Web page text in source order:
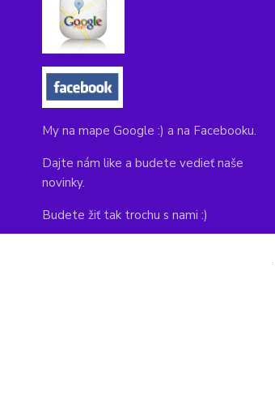
My na mape Google :) a na Facebooku.
Dajte nám like a budete vedieť naše
novinky.
Budete žiť tak trochu s nami :)